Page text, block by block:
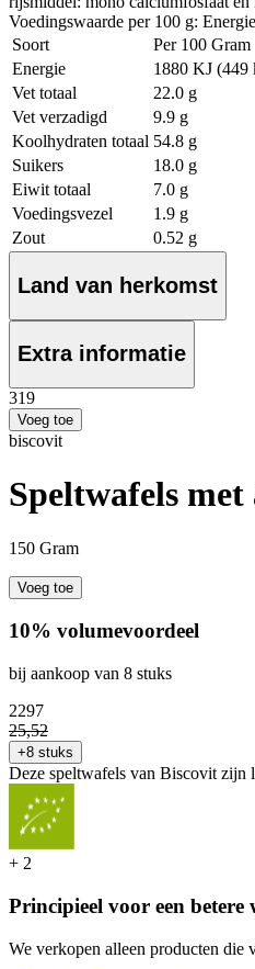
Voedingswaarde per 100 g:
Soort
Per 100 Gram
Energie
1880 KJ (449
Vet totaal
22.0 g
Vet verzadigd
9.9 g
Koolhydraten totaal 54.8 g
Suikers
18.0 g
Eiwit totaal
7.0 g
Voedingsvezel
1.9 g
Zout
0.52 g
Land van herkomst
Extra informatie
319
Voeg toe
biscovit
Speltwafels met
150 Gram
Voeg toe
10% volumevoordeel
bij aankoop van 8 stuks
2297
25,52
+8 stuks
Deze speltwafels van Biscovit zijn
+ 2
Principieel voor een betere
We verkopen alleen producten die